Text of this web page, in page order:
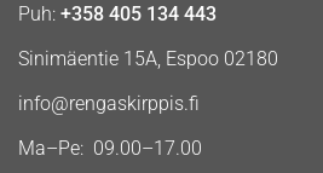
Puh: +358 405 134 443
Sinimäentie 15A, Espoo 02180
info@rengaskirppis.fi
Ma–Pe: 09.00–17.00